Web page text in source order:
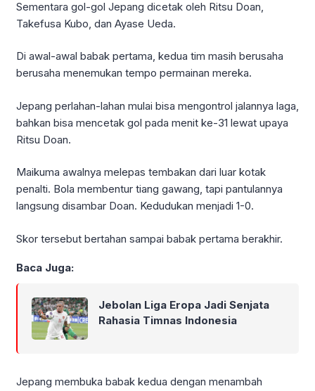
Sementara gol-gol Jepang dicetak oleh Ritsu Doan,
Takefusa Kubo, dan Ayase Ueda.
Di awal-awal babak pertama, kedua tim masih berusaha
berusaha menemukan tempo permainan mereka.
Jepang perlahan-lahan mulai bisa mengontrol jalannya laga,
bahkan bisa mencetak gol pada menit ke-31 lewat upaya
Ritsu Doan.
Maikuma awalnya melepas tembakan dari luar kotak
penalti. Bola membentur tiang gawang, tapi pantulannya
langsung disambar Doan. Kedudukan menjadi 1-0.
Skor tersebut bertahan sampai babak pertama berakhir.
Baca Juga:
Jebolan Liga Eropa Jadi Senjata
Rahasia Timnas Indonesia
Jepang membuka babak kedua dengan menambah